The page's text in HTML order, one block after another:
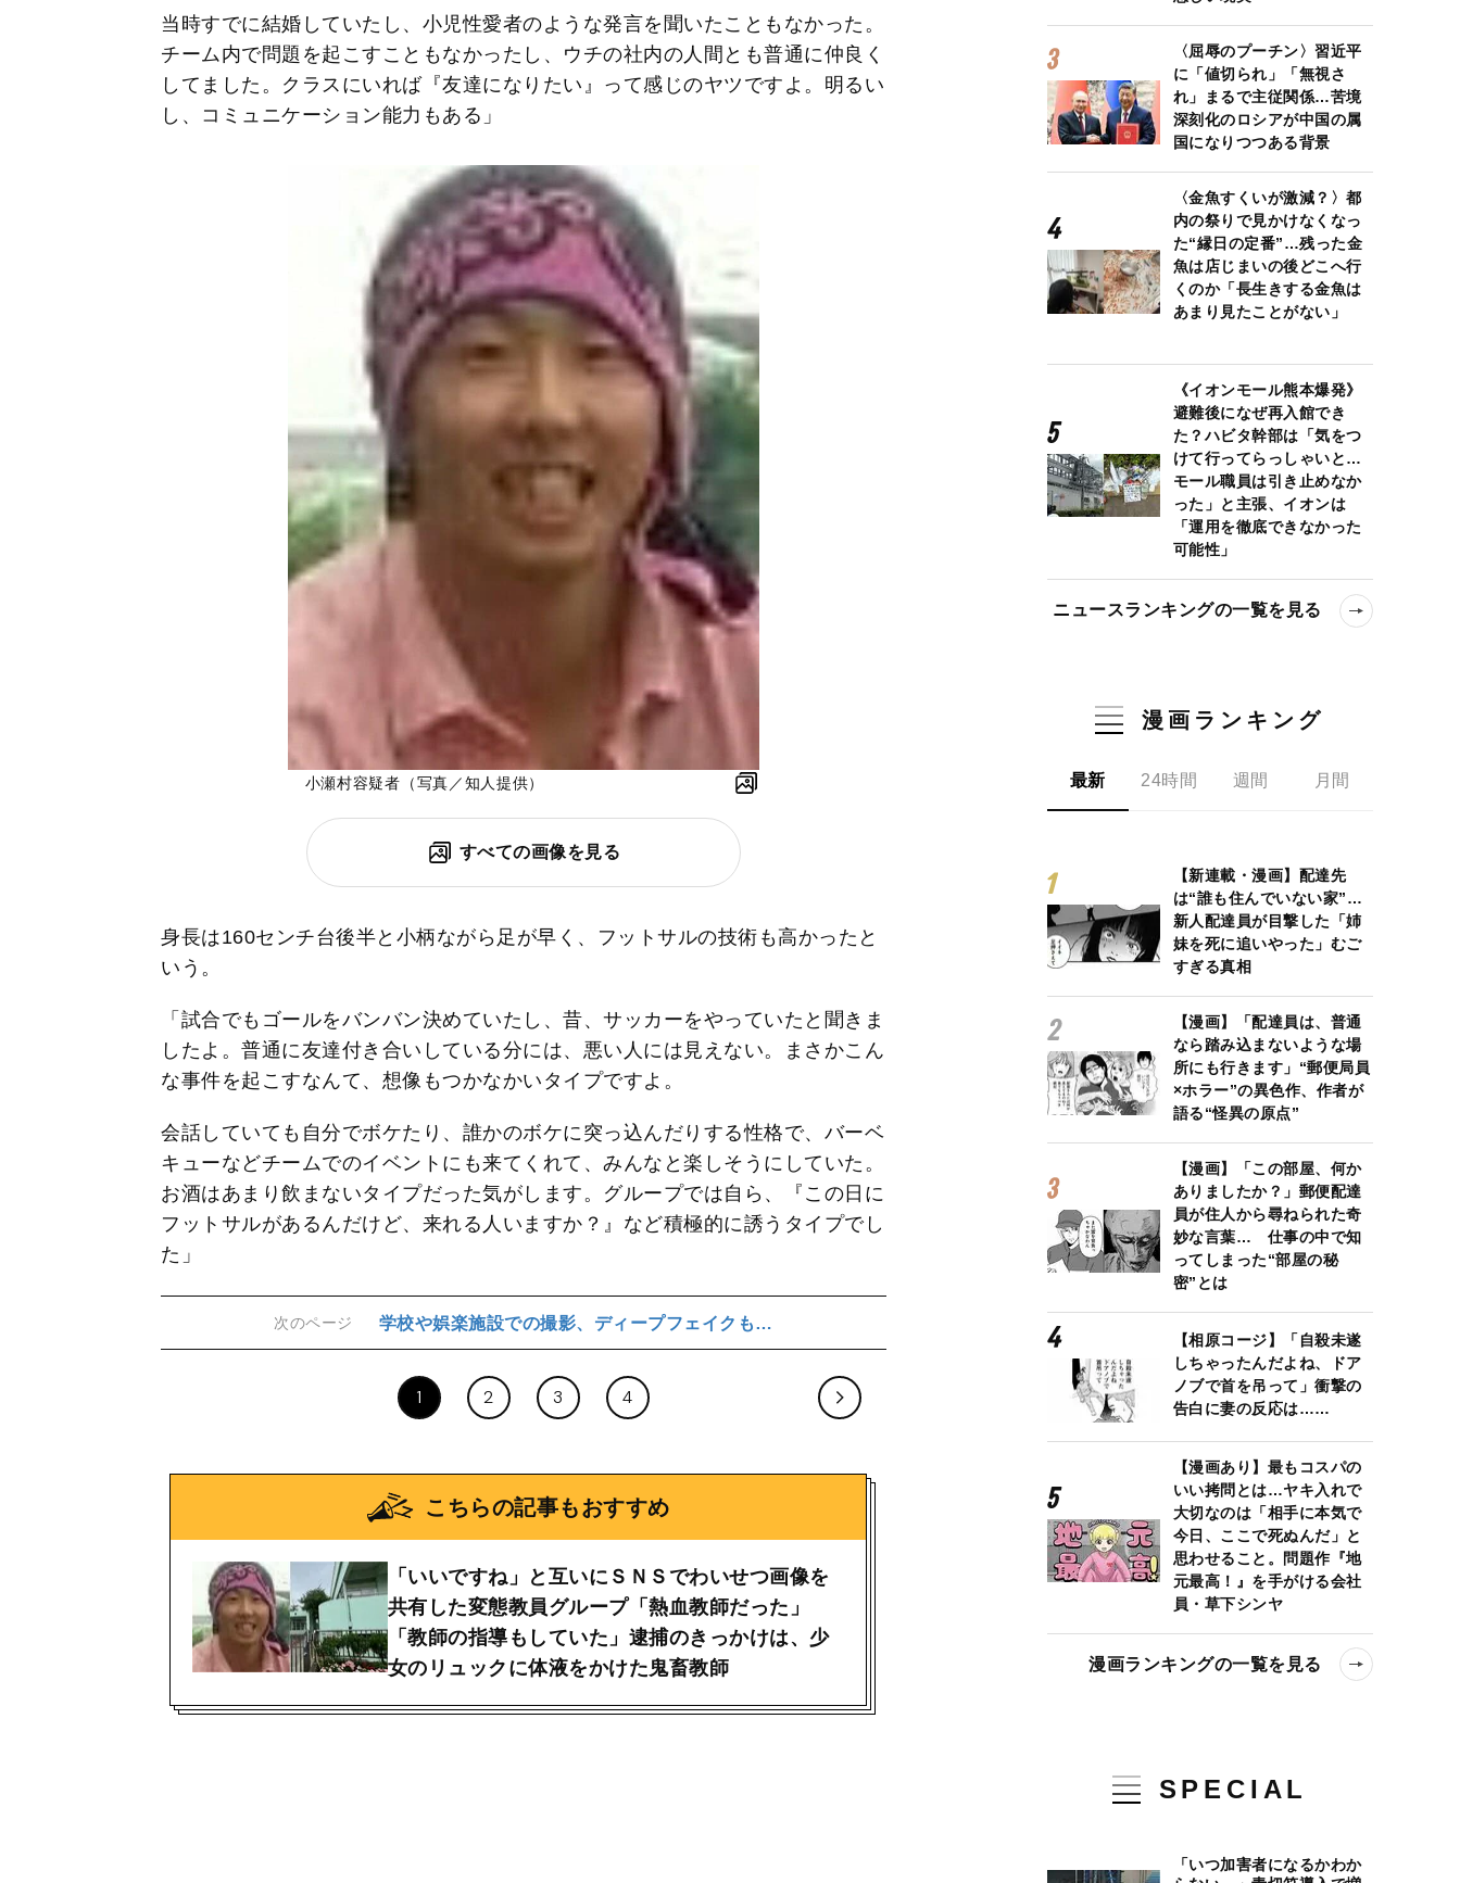
当時すでに結婚していたし、小児性愛者のような発言を聞いたこともなかった。
チーム内で問題を起こすこともなかったし、ウチの社内の人間とも普通に仲良く
してました。クラスにいれば『友達になりたい』って感じのヤツですよ。明るい
し、コミュニケーション能力もある」
小瀬村容疑者（写真／知人提供）
すべての画像を見る
身長は160センチ台後半と小柄ながら足が早く、フットサルの技術も高かったと
いう。
「試合でもゴールをバンバン決めていたし、昔、サッカーをやっていたと聞きま
したよ。普通に友達付き合いしている分には、悪い人には見えない。まさかこん
な事件を起こすなんて、想像もつかなかいタイプですよ。
会話していても自分でボケたり、誰かのボケに突っ込んだりする性格で、バーベ
キューなどチームでのイベントにも来てくれて、みんなと楽しそうにしていた。
お酒はあまり飲まないタイプだった気がします。グループでは自ら、『この日に
フットサルがあるんだけど、来れる人いますか？』など積極的に誘うタイプでし
た」
次のページ 学校や娯楽施設での撮影、ディープフェイクも…
1 2 3 4
こちらの記事もおすすめ
「いいですね」と互いにＳＮＳでわいせつ画像を
共有した変態教員グループ「熱血教師だった」
「教師の指導もしていた」逮捕のきっかけは、少
女のリュックに体液をかけた鬼畜教師
〈屈辱のプーチン〉習近平
に「値切られ」「無視さ
れ」まるで主従関係…苦境
深刻化のロシアが中国の属
国になりつつある背景
〈金魚すくいが激減？〉都
内の祭りで見かけなくなっ
た“縁日の定番”…残った金
魚は店じまいの後どこへ行
くのか「長生きする金魚は
あまり見たことがない」
《イオンモール熊本爆発》
避難後になぜ再入館でき
た？ハビタ幹部は「気をつ
けて行ってらっしゃいと…
モール職員は引き止めなか
った」と主張、イオンは
「運用を徹底できなかった
可能性」
ニュースランキングの一覧を見る
漫画ランキング
最新 24時間 週間 月間
【新連載・漫画】配達先
は“誰も住んでいない家”…
新人配達員が目撃した「姉
妹を死に追いやった」むご
すぎる真相
【漫画】「配達員は、普通
なら踏み込まないような場
所にも行きます」“郵便局員
×ホラー”の異色作、作者が
語る“怪異の原点”
【漫画】「この部屋、何か
ありましたか？」郵便配達
員が住人から尋ねられた奇
妙な言葉… 仕事の中で知
ってしまった“部屋の秘
密”とは
【相原コージ】「自殺未遂
しちゃったんだよね、ドア
ノブで首を吊って」衝撃の
告白に妻の反応は……
【漫画あり】最もコスパの
いい拷問とは…ヤキ入れで
大切なのは「相手に本気で
今日、ここで死ぬんだ」と
思わせること。問題作『地
元最高！』を手がける会社
員・草下シンヤ
漫画ランキングの一覧を見る
SPECIAL
「いつ加害者になるかわか